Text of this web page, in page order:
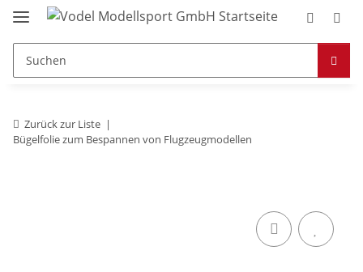
Zurück zur Liste
Bügelfolie zum Bespannen von Flugzeugmodellen